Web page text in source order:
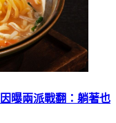
曝兩派戰翻：躺著也